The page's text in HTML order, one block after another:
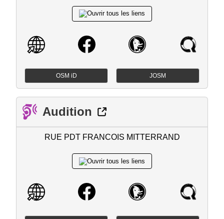
OSM iD JOSM
Audition
RUE PDT FRANCOIS MITTERRAND